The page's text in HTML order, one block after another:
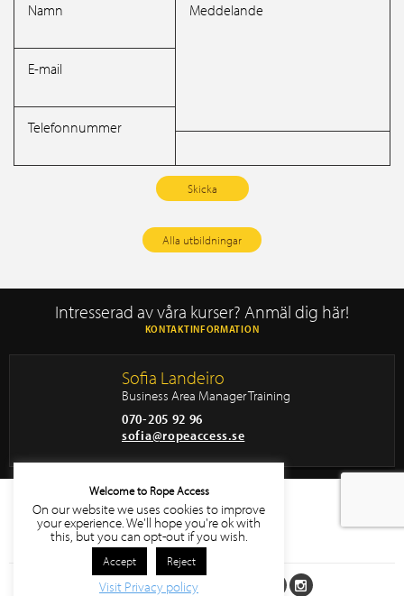
Namn
E-mail
Telefonnummer
Meddelande
Alla utbildningar
Intresserad av våra kurser? Anmäl dig här!
KONTAKTINFORMATION
Sofia Landeiro
Business Area Manager Training
070-205 92 96
sofia@ropeaccess.se
Certifikat
Följ oss på sociala medier
Welcome to Rope Access
On our website we uses cookies to improve
your experience. We'll hope you're ok with
this, but you can opt-out if you wish.
Accept Reject
Visit Privacy policy